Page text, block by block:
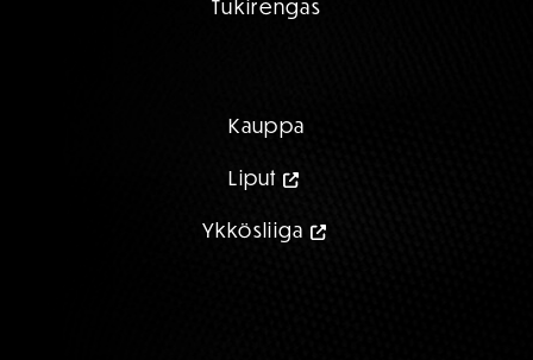
Tukirengas
Kauppa
Liput
Ykkösliiga